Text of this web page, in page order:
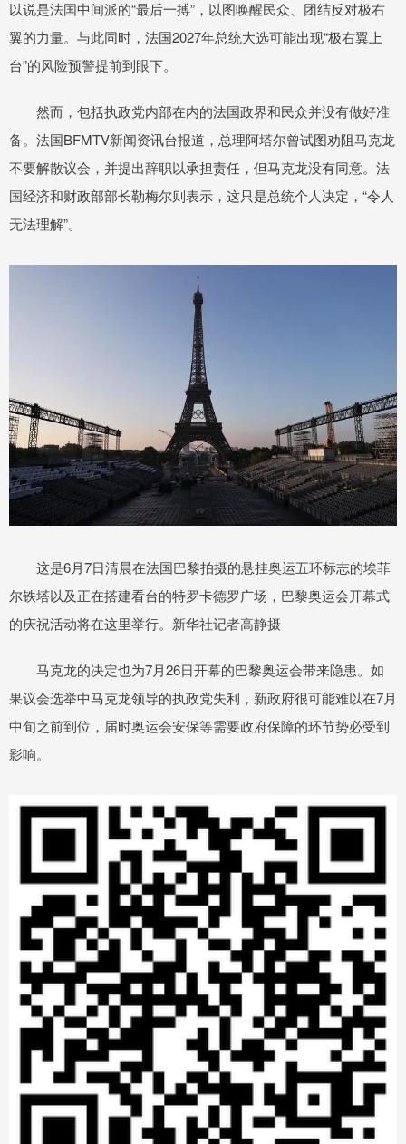
以说是法国中间派的“最后一搏”，以图唤醒民众、团结反对极右
翼的力量。与此同时，法国2027年总统大选可能出现“极右翼上
台”的风险预警提前到眼下。
然而，包括执政党内部在内的法国政界和民众并没有做好准
备。法国BFMTV新闻资讯台报道，总理阿塔尔曾试图劝阻马克龙
不要解散议会，并提出辞职以承担责任，但马克龙没有同意。法
国经济和财政部部长勒梅尔则表示，这只是总统个人决定，“令人
无法理解”。
这是6月7日清晨在法国巴黎拍摄的悬挂奥运五环标志的埃菲
尔铁塔以及正在搭建看台的特罗卡德罗广场，巴黎奥运会开幕式
的庆祝活动将在这里举行。新华社记者高静摄
马克龙的决定也为7月26日开幕的巴黎奥运会带来隐患。如
果议会选举中马克龙领导的执政党失利，新政府很可能难以在7月
中旬之前到位，届时奥运会安保等需要政府保障的环节势必受到
影响。